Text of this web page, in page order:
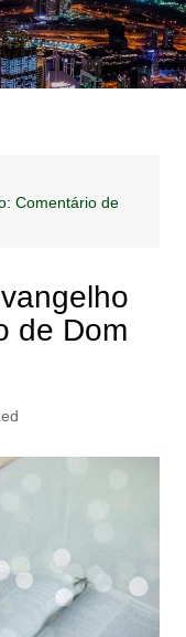
–
–
Comentário de
de Dom